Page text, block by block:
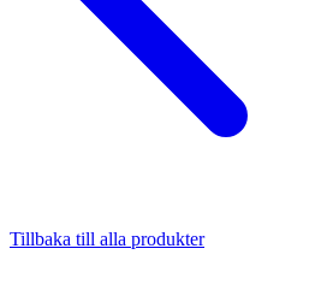
Tillbaka till alla produkter